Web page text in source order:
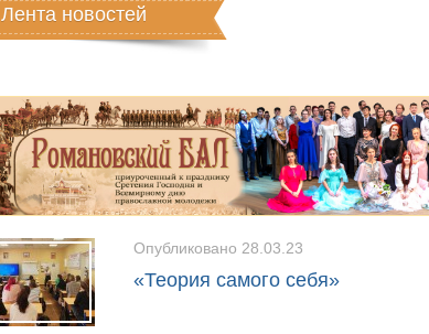
Лента новостей
Опубликовано 28.03.23
«Теория самого себя»